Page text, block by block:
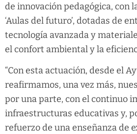
de innovación pedagógica, con
‘Aulas del futuro’, dotadas de
tecnología avanzada y
el confort ambiental y la
“Con esta actuación, desde el
reafirmamos, una vez más,
por una parte, con el continuo
infraestructuras educativas y,
refuerzo de una enseñanza de